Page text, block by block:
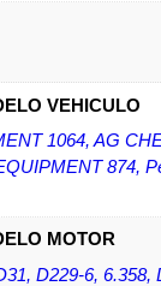
VEHICULO
1064, AG
874,
MOTOR
D229-6, 6.358,